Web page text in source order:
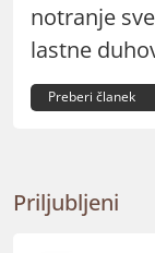
notranje
lastne
Preberi članek
Priljubljeni